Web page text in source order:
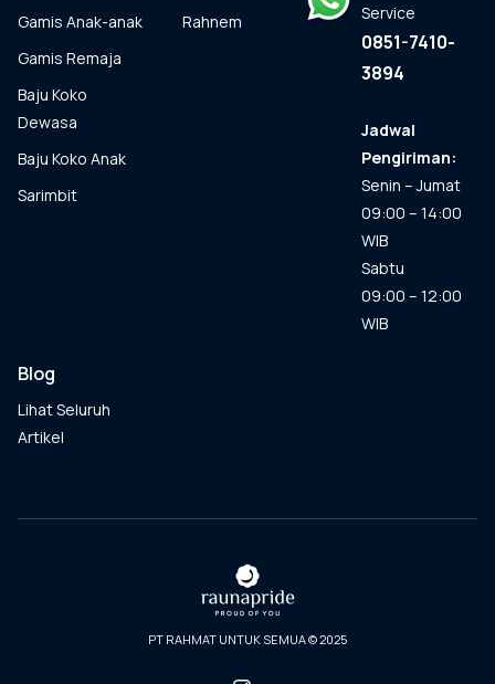
produk
Gamis Anak-anak
Gamis Remaja
Baju Koko
Dewasa
Baju Koko Anak
Sarimbit
Rahnem
Service
0851-7410-
3894
Jadwal
Pengiriman:
Senin – Jumat
09:00 – 14:00
WIB
Sabtu
09:00 – 12:00
WIB
Blog
Lihat Seluruh
Artikel
PT RAHMAT UNTUK SEMUA © 2025